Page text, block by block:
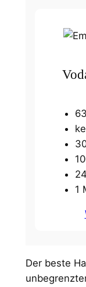
1
Der beste